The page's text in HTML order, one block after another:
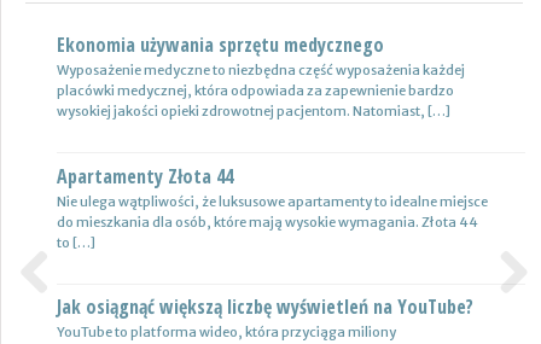
Ekonomia używania sprzętu medycznego
Wyposażenie medyczne to niezbędna część wyposażenia każdej
placówki medycznej, która odpowiada za zapewnienie bardzo
wysokiej jakości opieki zdrowotnej pacjentom. Natomiast, […]
Apartamenty Złota 44
Nie ulega wątpliwości, że luksusowe apartamenty to idealne miejsce
do mieszkania dla osób, które mają wysokie wymagania. Złota 44
to […]
Jak osiągnąć większą liczbę wyświetleń na YouTube?
YouTube to platforma wideo, która przyciąga miliony
Nowoczesne lampy
Nie ulega wątpliwości, że do pojazdów powinno być dobrane
oświetlenie wysokiej jakości, które zapewni wysoki poziom
bezpieczeństwa oraz podniesie komfort […]
Wynajem samochodów i naczep – usługi
Z całą pewnością firmy transportowe spedycyjne czy także
logistyczne potrzebują przede wszystkim nowoczesnej floty aut,
które są gotowe do pracy. […]
Certyfikat uprawnień w branży budowlanej
Uprawnienia w biznesie budowlanej dotyczą różnych specjalności.
Previous